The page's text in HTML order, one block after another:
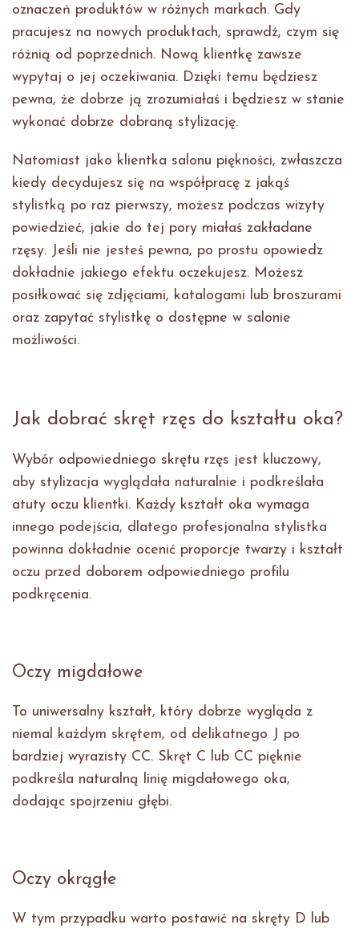
oznaczeń produktów w różnych markach. Gdy
pracujesz na nowych produktach, sprawdź, czym się
różnią od poprzednich. Nową klientkę zawsze
wypytaj o jej oczekiwania. Dzięki temu będziesz
pewna, że dobrze ją zrozumiałaś i będziesz w stanie
wykonać dobrze dobraną stylizację.
Natomiast jako klientka salonu piękności, zwłaszcza
kiedy decydujesz się na współpracę z jakąś
stylistką po raz pierwszy, możesz podczas wizyty
powiedzieć, jakie do tej pory miałaś zakładane
rzęsy. Jeśli nie jesteś pewna, po prostu opowiedz
dokładnie jakiego efektu oczekujesz. Możesz
posiłkować się zdjęciami, katalogami lub broszurami
oraz zapytać stylistkę o dostępne w salonie
możliwości.
Jak dobrać skręt rzęs do kształtu oka?
Wybór odpowiedniego skrętu rzęs jest kluczowy,
aby stylizacja wyglądała naturalnie i podkreślała
atuty oczu klientki. Każdy kształt oka wymaga
innego podejścia, dlatego profesjonalna stylistka
powinna dokładnie ocenić proporcje twarzy i kształt
oczu przed doborem odpowiedniego profilu
podkręcenia.
Oczy migdałowe
To uniwersalny kształt, który dobrze wygląda z
niemal każdym skrętem, od delikatnego J po
bardziej wyrazisty CC. Skręt C lub CC pięknie
podkreśla naturalną linię migdałowego oka,
dodając spojrzeniu głębi.
Oczy okrągłe
W tym przypadku warto postawić na skręty D lub